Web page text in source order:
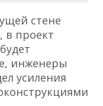
стене
в проект
инженеры
усиления